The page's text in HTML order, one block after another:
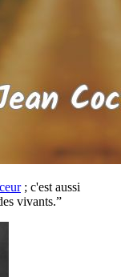
; c'est aussi
vivants.”